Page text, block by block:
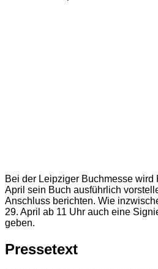
Bei der Leipziger Buchmesse wird
April sein Buch ausführlich
Anschluss berichten. Wie
29. April ab 11 Uhr auch eine
geben.
Pressetext